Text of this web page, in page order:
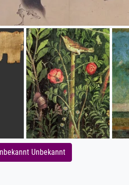
Unbekannt